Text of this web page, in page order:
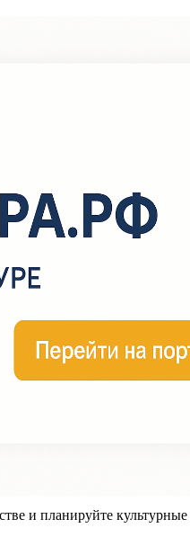
и планируйте